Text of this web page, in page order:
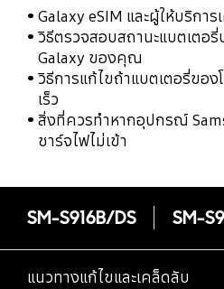
Galaxy eSIM และผู้ให้บริกา
วิธีตรวจสอบสถานะแบตเตอ
Galaxy ของคุณ
วิธีการแก้ไขถ้าแบตเตอรี่ขอ
เร็ว
สิ่งที่ควรทำหากอุปกรณ์
ชาร์จไฟไม่เข้า
SM-S916B/DS SM-
แนวทางแก้ไขและเคล็ดลับ